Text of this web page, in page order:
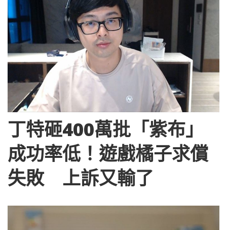
丁特砸400萬批「紫布」
成功率低！遊戲橘子求償
失敗 上訴又輸了